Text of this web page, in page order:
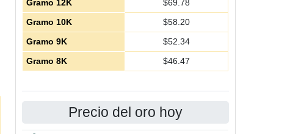
Gramo 12K
$69.78
Gramo 10K
$58.20
Gramo 9K
$52.34
Gramo 8K
$46.47
Precio del oro hoy